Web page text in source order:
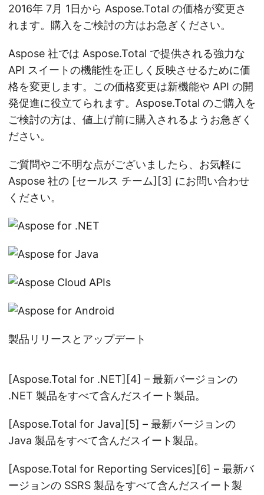
2016年 7月 1日から Aspose.Total の価格が変更さ
れます。購入をご検討の方はお急ぎください。
Aspose 社では Aspose.Total で提供される強力な
API スイートの機能性を正しく反映させるために価
格を変更します。この価格変更は新機能や API の開
発促進に役立てられます。Aspose.Total のご購入を
ご検討の方は、値上げ前に購入されるようお急ぎく
ださい。
ご質問やご不明な点がございましたら、お気軽に
Aspose 社の [セールス チーム][3] にお問い合わせ
ください。
製品リリースとアップデート
[Aspose.Total for .NET][4] – 最新バージョンの
.NET 製品をすべて含んだスイート製品。
[Aspose.Total for Java][5] – 最新バージョンの
Java 製品をすべて含んだスイート製品。
[Aspose.Total for Reporting Services][6] – 最新バ
ージョンの SSRS 製品をすべて含んだスイート製